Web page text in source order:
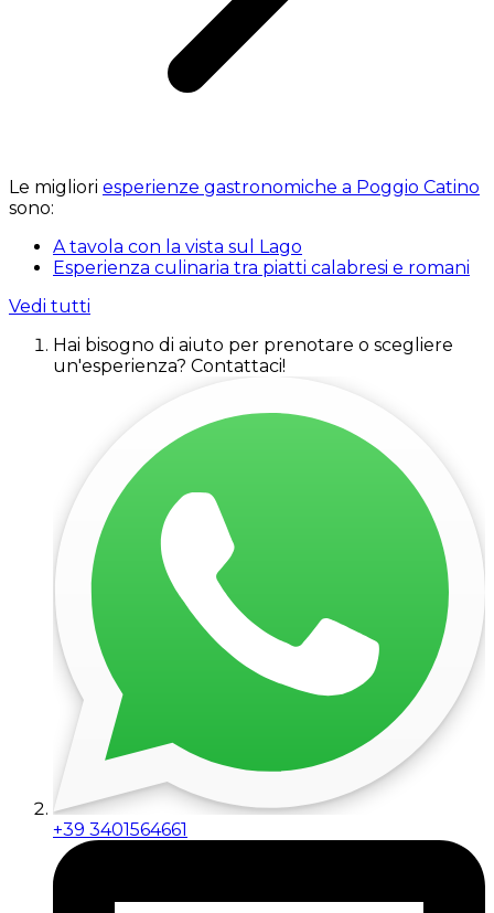
Le migliori esperienze gastronomiche a Poggio Catino
sono:
A tavola con la vista sul Lago
Esperienza culinaria tra piatti calabresi e romani
Vedi tutti
Hai bisogno di aiuto per prenotare o scegliere
un'esperienza? Contattaci!
+39 3401564661